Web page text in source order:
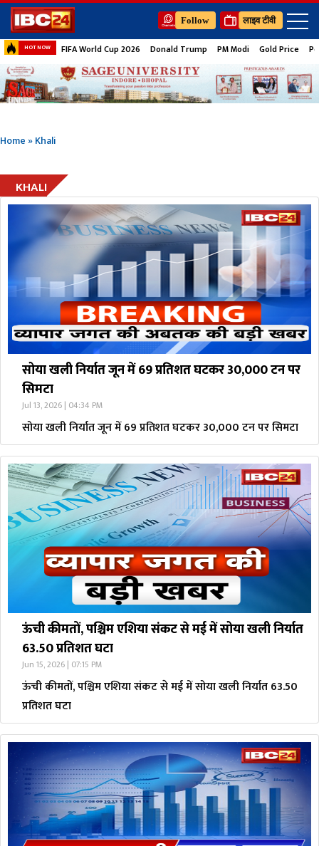
Follow लाइव टीवी
HOT NOW FIFA World Cup 2026 Donald Trump PM Modi Gold Price
Home»Khali
KHALI
सोया खली निर्यात जून में 69 प्रतिशत घटकर 30,000 टन पर
सिमटा
Jul 13, 2026 | 04:34 PM
सोया खली निर्यात जून में 69 प्रतिशत घटकर 30,000 टन पर सिमटा
ऊंची कीमतों, पश्चिम एशिया संकट से मई में सोया खली निर्यात
63.50 प्रतिशत घटा
Jun 15, 2026 | 07:15 PM
ऊंची कीमतों, पश्चिम एशिया संकट से मई में सोया खली निर्यात 63.50
प्रतिशत घटा